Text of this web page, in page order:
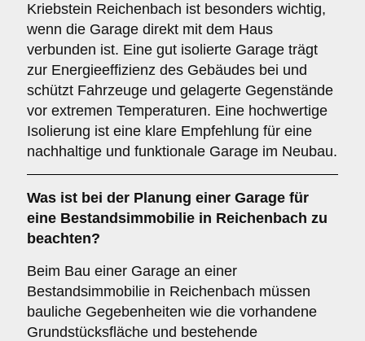
Kriebstein Reichenbach ist besonders wichtig,
wenn die Garage direkt mit dem Haus
verbunden ist. Eine gut isolierte Garage trägt
zur Energieeffizienz des Gebäudes bei und
schützt Fahrzeuge und gelagerte Gegenstände
vor extremen Temperaturen. Eine hochwertige
Isolierung ist eine klare Empfehlung für eine
nachhaltige und funktionale Garage im Neubau.
Was ist bei der Planung einer Garage für
eine Bestandsimmobilie in Reichenbach zu
beachten?
Beim Bau einer Garage an einer
Bestandsimmobilie in Reichenbach müssen
bauliche Gegebenheiten wie die vorhandene
Grundstücksfläche und bestehende